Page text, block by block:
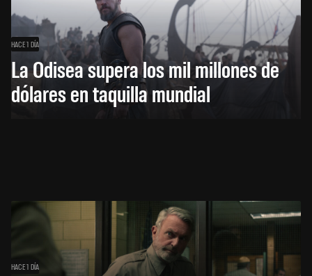
HACE 1 DÍA
La Odisea supera los mil millones de
dólares en taquilla mundial
HACE 1 DÍA